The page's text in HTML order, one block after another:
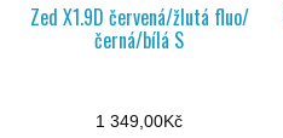
Zed X1.9D červená/žlutá fluo/
černá/bílá S
1 349,00Kč